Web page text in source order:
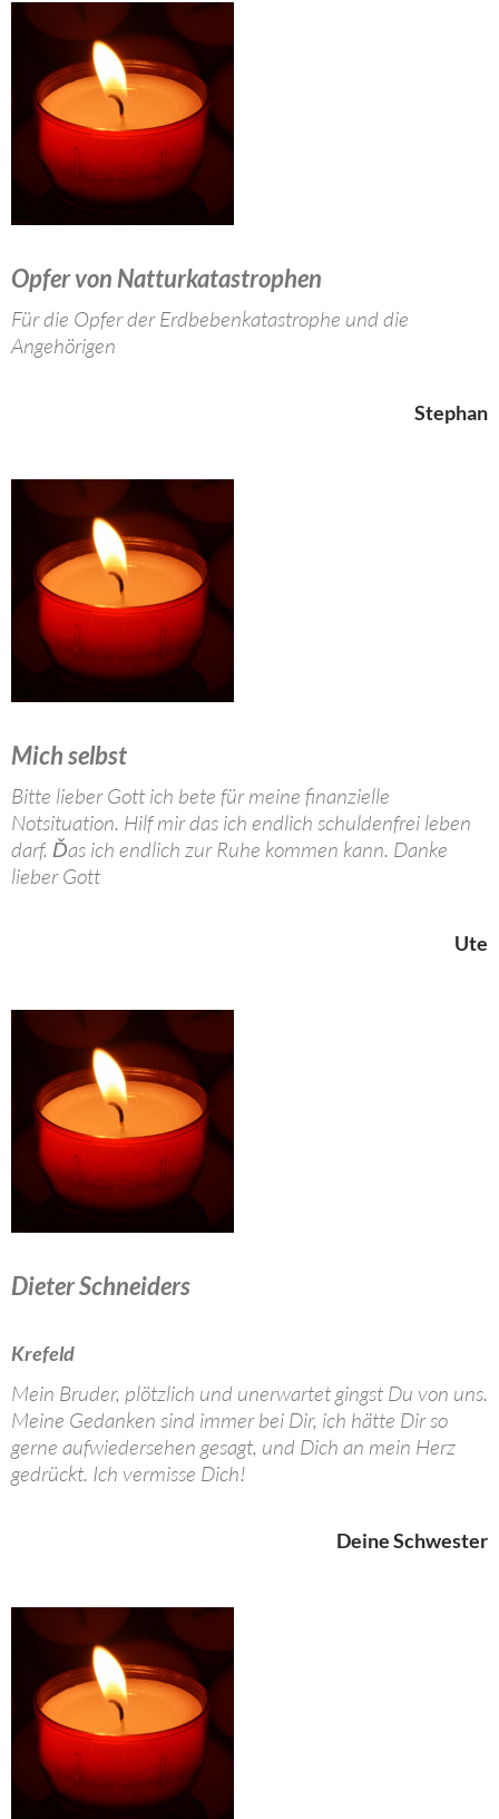
Opfer von Natturkatastrophen
Für die Opfer der Erdbebenkatastrophe und die
Angehörigen
Stephan
Mich selbst
Bitte lieber Gott ich bete für meine finanzielle
Notsituation. Hilf mir das ich endlich schuldenfrei leben
darf. Ďas ich endlich zur Ruhe kommen kann. Danke
lieber Gott
Ute
Dieter Schneiders
Krefeld
Mein Bruder, plötzlich und unerwartet gingst Du von uns.
Meine Gedanken sind immer bei Dir, ich hätte Dir so
gerne aufwiedersehen gesagt, und Dich an mein Herz
gedrückt. Ich vermisse Dich!
Deine Schwester